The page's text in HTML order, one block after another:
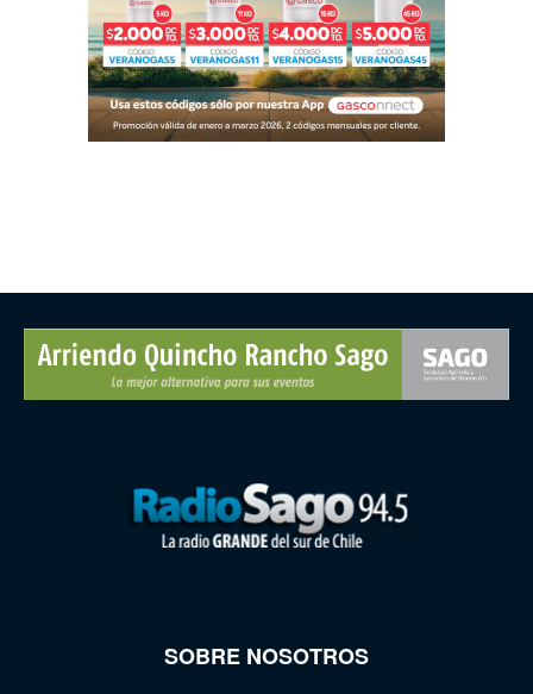
SOBRE NOSOTROS